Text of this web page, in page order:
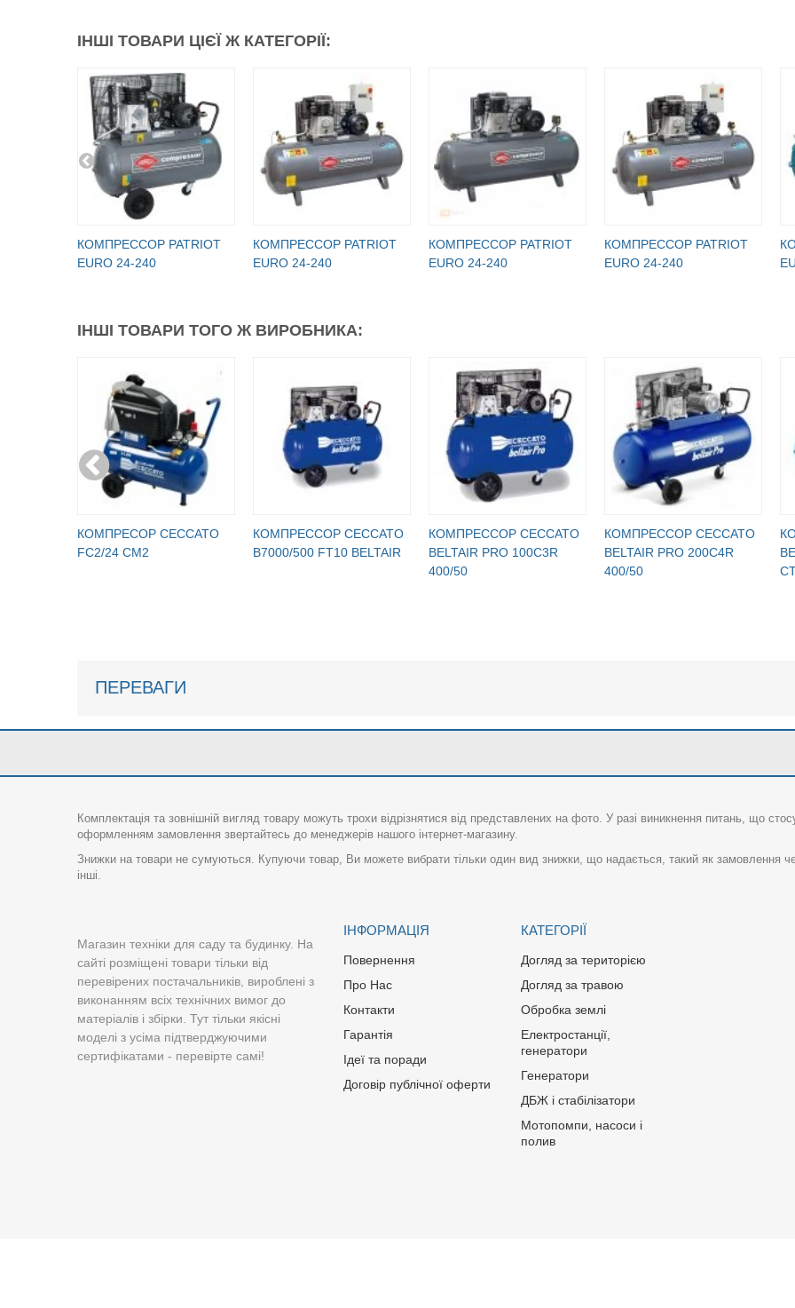
ІНШІ ТОВАРИ ЦІЄЇ Ж КАТЕГОРІЇ:
КОМПРЕССОР PATRIOT
EURO 24-240
КОМПРЕССОР PATRIOT
EURO 24-240
КОМПРЕССОР PATRIOT
EURO 24-240
КОМПРЕССОР PATRIOT
EURO 24-240
ІНШІ ТОВАРИ ТОГО Ж ВИРОБНИКА:
КОМПРЕСОР CECCATO
FC2/24 CM2
КОМПРЕССОР CECCATO
B7000/500 FT10 BELTAIR
КОМПРЕССОР CECCATO
BELTAIR PRO 100C3R
400/50
КОМПРЕССОР CECCATO
BELTAIR PRO 200C4R
400/50
ПЕРЕВАГИ
Комплектація та зовнішній вигляд товару можуть трохи відрізнятися від представлених на фото. У разі виникнення питань, що
оформленням замовлення звертайтесь до менеджерів нашого інтернет-магазину.
Знижки на товари не сумуються. Купуючи товар, Ви можете вибрати тільки один вид знижки, що надається, такий як замовлення
інші.
Магазин техніки для саду та будинку. На
сайті розміщені товари тільки від
перевірених постачальників, вироблені з
виконанням всіх технічних вимог до
матеріалів і збірки. Тут тільки якісні
моделі з усіма підтверджуючими
сертифікатами - перевірте самі!
ІНФОРМАЦІЯ
Повернення
Про Нас
Контакти
Гарантія
Ідеї та поради
Договір публічної оферти
КАТЕГОРІЇ
Догляд за територією
Догляд за травою
Обробка землі
Електростанції,
генератори
Генератори
ДБЖ і стабілізатори
Мотопомпи, насоси і
полив